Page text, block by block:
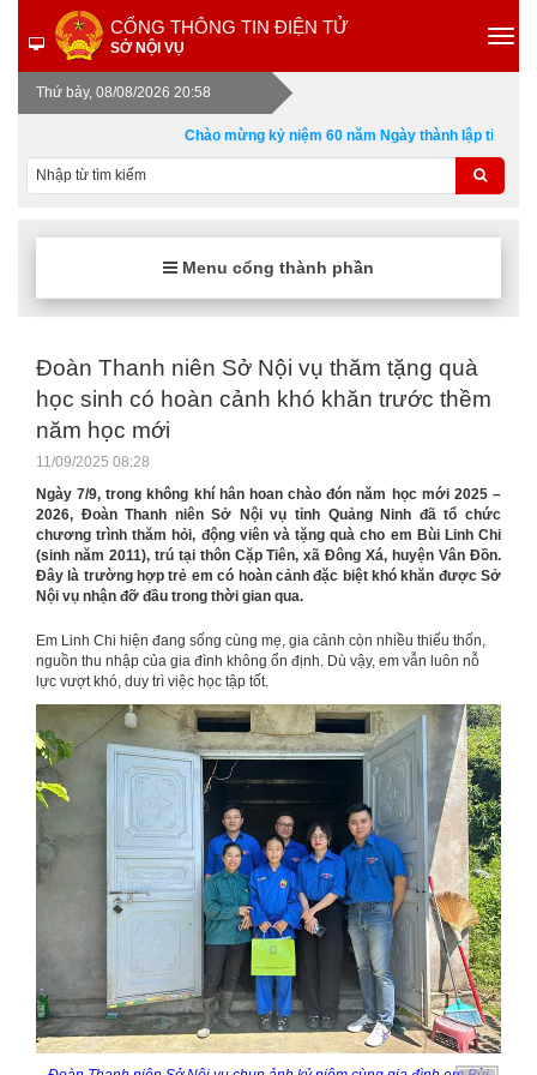
CỔNG THÔNG TIN ĐIỆN TỬ
SỞ NỘI VỤ
Thứ bảy, 08/08/2026 20:58
Chào mừng kỷ niệm 60 năm Ngày thành lập tỉnh
Menu cổng thành phần
Đoàn Thanh niên Sở Nội vụ thăm tặng quà
học sinh có hoàn cảnh khó khăn trước thềm
năm học mới
11/09/2025 08:28
Ngày 7/9, trong không khí hân hoan chào đón năm học mới 2025 –
2026, Đoàn Thanh niên Sở Nội vụ tỉnh Quảng Ninh đã tổ chức
chương trình thăm hỏi, động viên và tặng quà cho em Bùi Linh Chi
(sinh năm 2011), trú tại thôn Cặp Tiên, xã Đông Xá, huyện Vân Đồn.
Đây là trường hợp trẻ em có hoàn cảnh đặc biệt khó khăn được Sở
Nội vụ nhận đỡ đầu trong thời gian qua.
Em Linh Chi hiện đang sống cùng mẹ, gia cảnh còn nhiều thiếu thốn,
nguồn thu nhập của gia đình không ổn định. Dù vậy, em vẫn luôn nỗ
lực vượt khó, duy trì việc học tập tốt.